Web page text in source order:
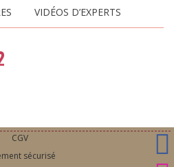
VIDÉOS D’EXPERTS
CGV
sécurisé